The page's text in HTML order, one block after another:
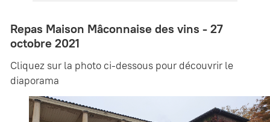
Repas Maison Mâconnaise des vins - 27
octobre 2021
Cliquez sur la photo ci-dessous pour découvrir le
diaporama